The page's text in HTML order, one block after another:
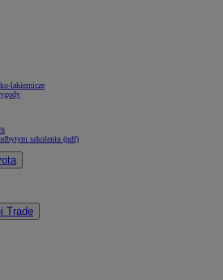
lakiernicze
szkoleniu (pdf)
Trade